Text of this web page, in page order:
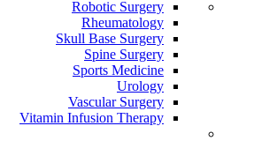
Robotic Surgery
Rheumatology
Skull Base Surgery
Spine Surgery
Sports Medicine
Urology
Vascular Surgery
Vitamin Infusion Therapy